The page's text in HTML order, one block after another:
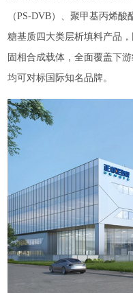
（PS-DVB）、聚甲基丙烯
糖基质四大类层析填料产品
固相合成载体，全面覆盖下
均可对标国际知名品牌。